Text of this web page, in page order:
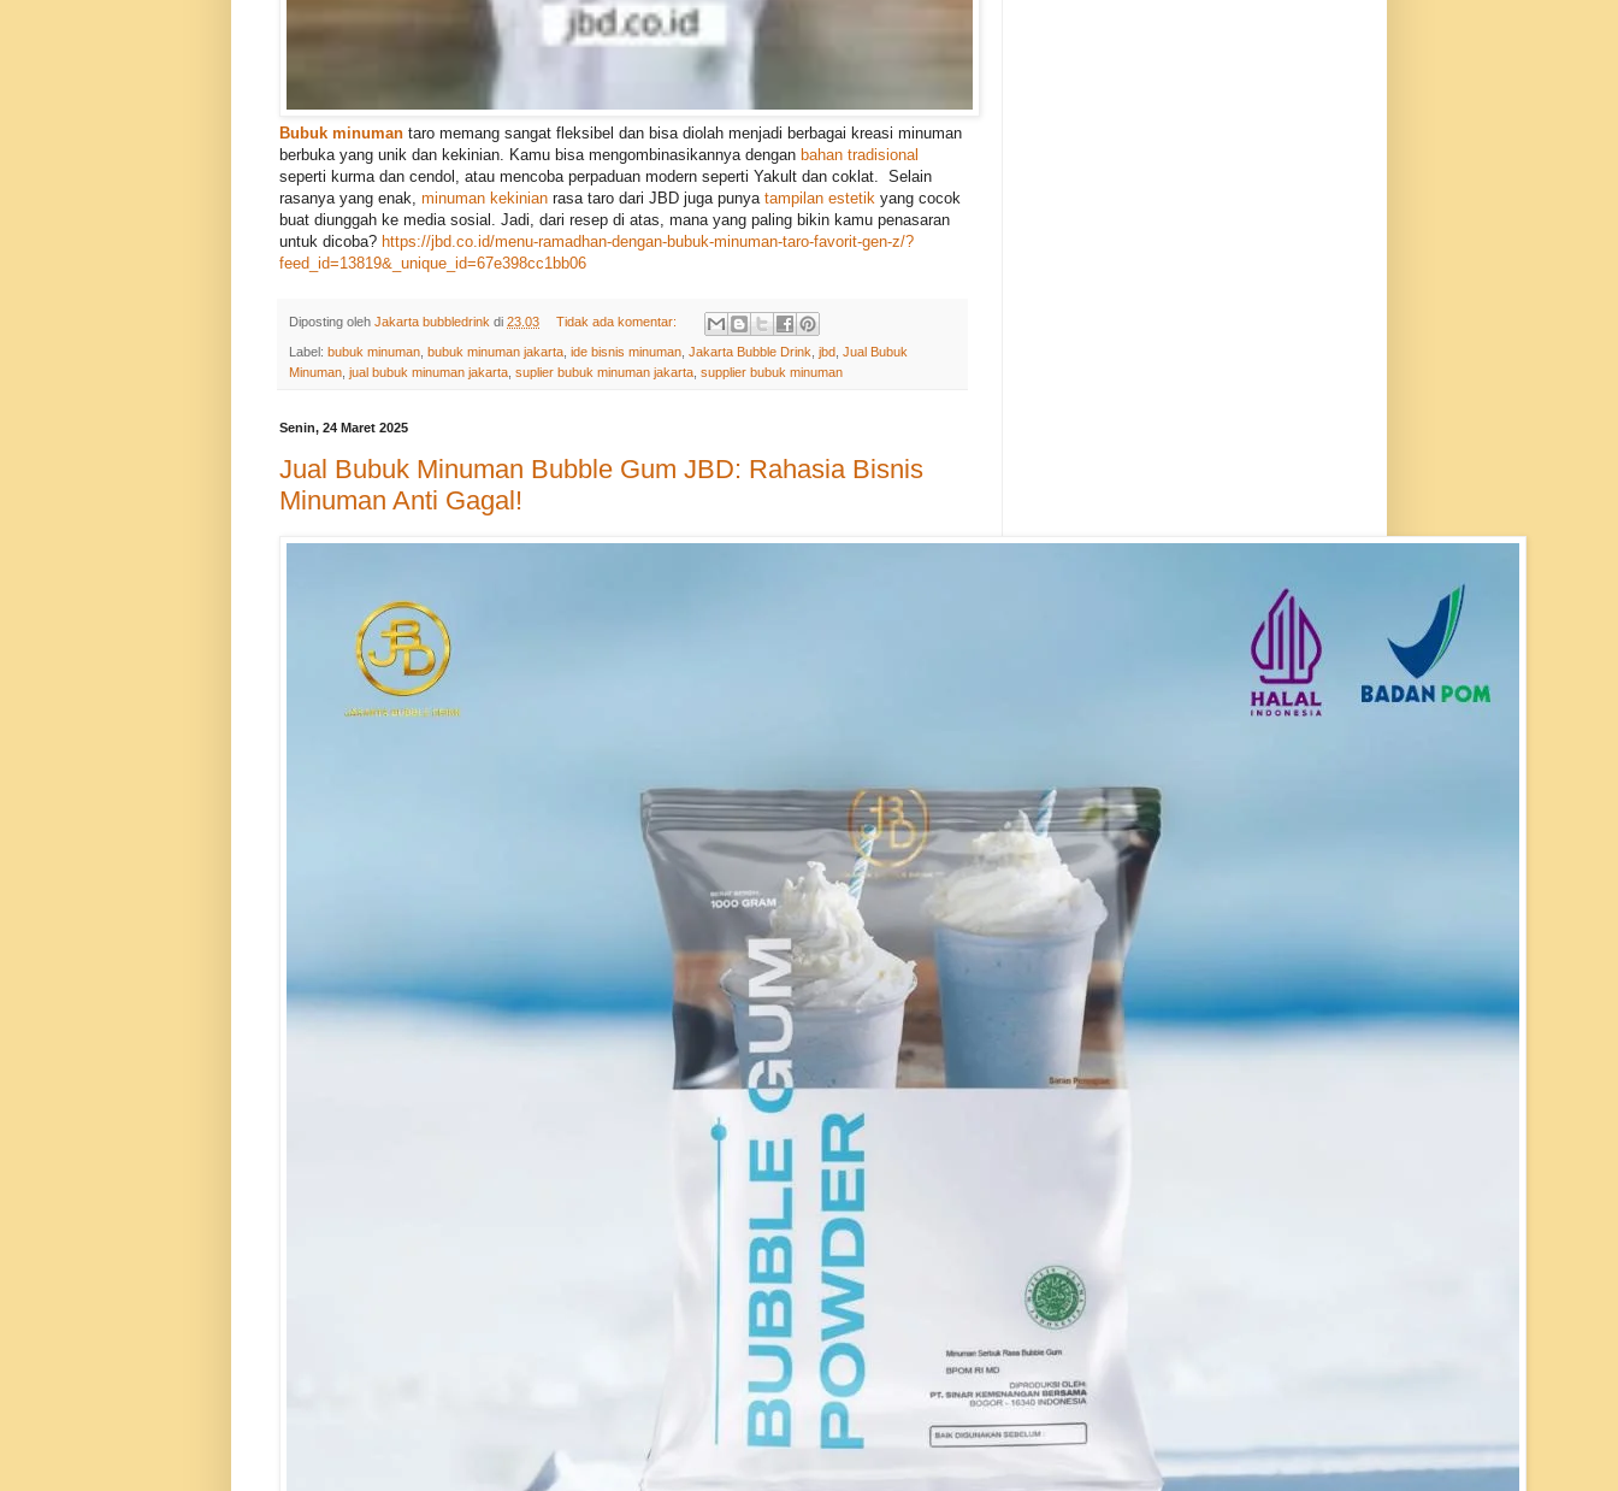
Bubuk minuman taro memang sangat fleksibel dan bisa diolah menjadi berbagai kreasi minuman
berbuka yang unik dan kekinian. Kamu bisa mengombinasikannya dengan bahan tradisional
seperti kurma dan cendol, atau mencoba perpaduan modern seperti Yakult dan coklat. Selain
rasanya yang enak, minuman kekinian rasa taro dari JBD juga punya tampilan estetik yang cocok
buat diunggah ke media sosial. Jadi, dari resep di atas, mana yang paling bikin kamu penasaran
untuk dicoba? https://jbd.co.id/menu-ramadhan-dengan-bubuk-minuman-taro-favorit-gen-z/?
feed_id=13819&_unique_id=67e398cc1bb06
Diposting oleh Jakarta bubbledrink di 23.03 Tidak ada komentar:
Label: bubuk minuman bubuk minuman jakarta ide bisnis minuman Jakarta Bubble Drink jbd Jual Bubuk
Minuman jual bubuk minuman jakarta suplier bubuk minuman jakarta supplier bubuk minuman
Senin, 24 Maret 2025
Jual Bubuk Minuman Bubble Gum JBD: Rahasia Bisnis
Minuman Anti Gagal!